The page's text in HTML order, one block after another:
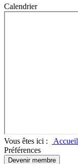
Calendrier
Vous êtes ici : Accueil
Préférences
Devenir membre